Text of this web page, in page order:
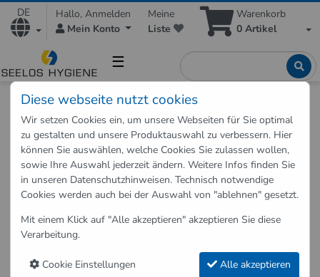
DE
Hallo, Anmelden
Mein Konto
Meine
Liste
Warenkorb
0 Artikel
☰
Shop Zubehör
Lufterfrischer & Geruchsvernichter
Duftspray Sandelholz Nachfüllpackung 270ml für
Duftspender Vision D10,D15
Zurück zu "Lufterfrischer & Geruchsvernichter"
Duftspray Sandelholz
Nachfüllpackung 270ml für
Duftspender Vision D10,D15
Diese webseite nutzt cookies
Wir setzen Cookies ein, um unsere Webseiten für Sie optimal
zu gestalten und unsere Produktauswahl zu verbessern. Hier
können Sie auswählen, welche Cookies Sie zulassen wollen,
sowie Ihre Auswahl jederzeit ändern. Weitere Infos finden Sie
in unseren Datenschutzhinweisen. Technisch notwendige
Cookies werden auch bei der Auswahl von "ablehnen" gesetzt.
Mit einem Klick auf "Alle akzeptieren" akzeptieren Sie diese
Verarbeitung.
Cookie Einstellungen Alle akzeptieren